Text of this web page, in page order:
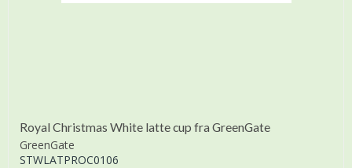
Royal Christmas White latte cup fra GreenGate
GreenGate
STWLATPROC0106